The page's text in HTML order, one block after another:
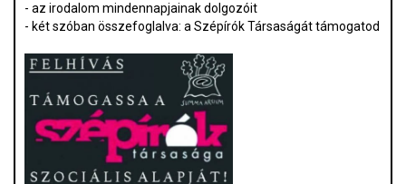
- az irodalom mindennapjainak dolgozóit
- két szóban összefoglalva: a Szépírók Társaságát támogatod